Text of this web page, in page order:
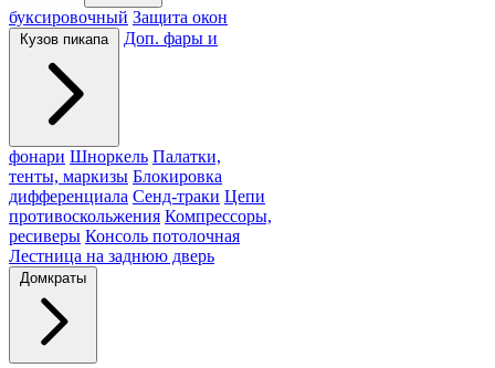
буксировочный Защита окон
Кузов пикапа Доп. фары и
фонари Шноркель Палатки,
тенты, маркизы Блокировка
дифференциала Сенд-траки Цепи
противоскольжения Компрессоры,
ресиверы Консоль потолочная
Лестница на заднюю дверь
Домкраты